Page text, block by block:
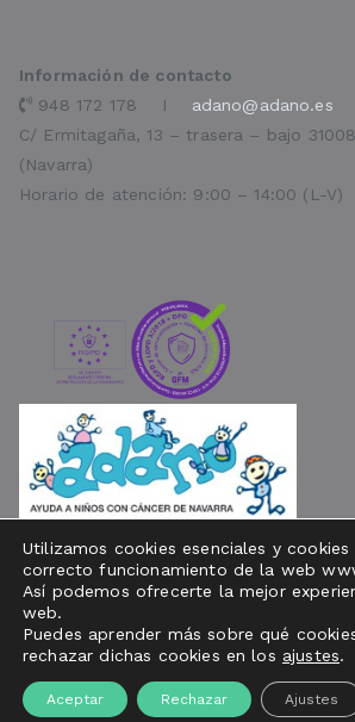
Información de contacto
948 172 178 I adano@adano.es
C/ Ermitagaña, 13 – trasera – bajo
(Navarra)
Horario de atención: 9:00 – 14:00 (L-V)
Copyright © 2020ADANOIAviso Legal
I
Política de Privacidad
I Ejercicio de
Utilizamos cookies esenciales y
correcto funcionamiento de la web
Así podemos ofrecerte la mejor
web.
Puedes aprender más sobre qué
rechazar dichas cookies en los ajustes.
Aceptar Rechazar Ajustes